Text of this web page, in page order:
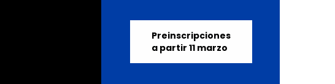
Preinscripciones
a partir 11 marzo